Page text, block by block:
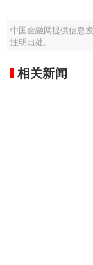
中国金融网提供信息
注明出处。
相关新闻